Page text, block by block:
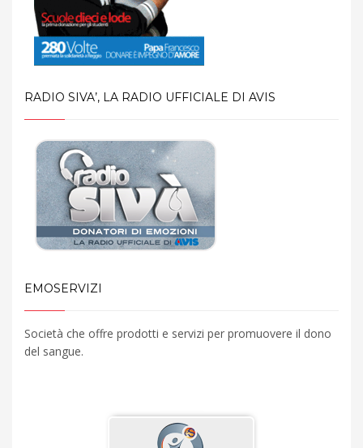
RADIO SIVA’, LA RADIO UFFICIALE DI AVIS
EMOSERVIZI
Società che offre prodotti e servizi per promuovere il dono
del sangue.